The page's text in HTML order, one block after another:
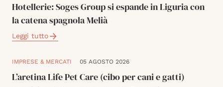
Hotellerie: Soges Group si espande in Liguria con
la catena spagnola Melià
Leggi tutto
IMPRESE & MERCATI 05 AGOSTO 2026
L’aretina Life Pet Care (cibo per cani e gatti)